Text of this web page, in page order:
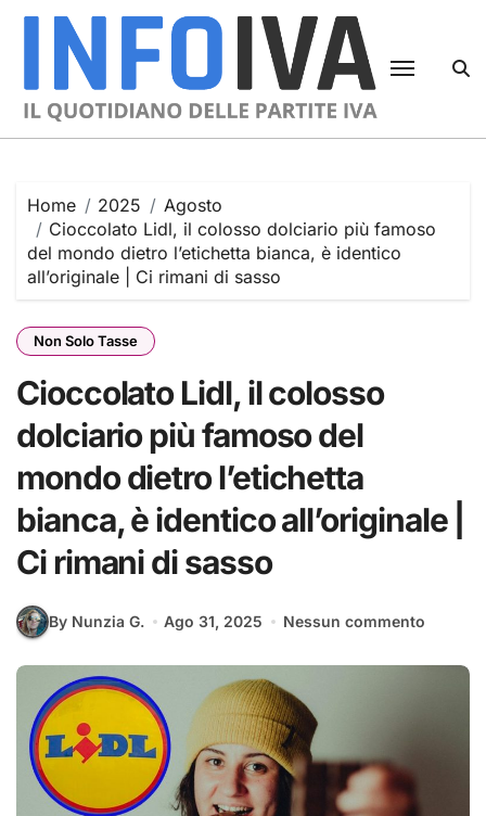
Skip
Home 2025
Agosto
Cioccolato Lidl, il colosso dolciario più famoso
del mondo dietro l’etichetta bianca, è identico
all’originale | Ci rimani di sasso
Non Solo Tasse
Cioccolato Lidl, il colosso
dolciario più famoso del
mondo dietro l’etichetta
bianca, è identico all’originale |
Ci rimani di sasso
By Nunzia G. Ago 31, 2025 Nessun commento